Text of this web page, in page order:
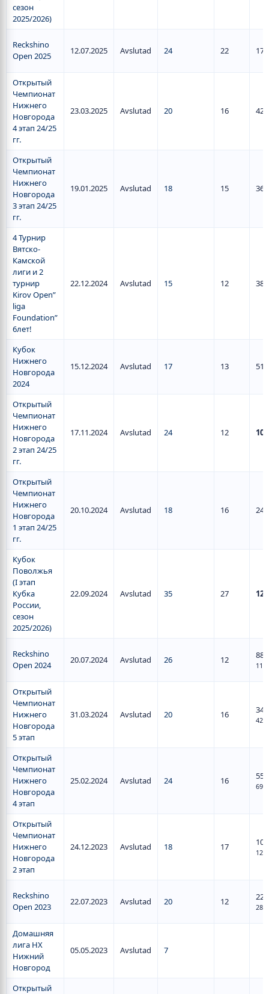
сезон
2025/2026)
Reckshino
Open 2025
12.07.2025 Avslutad 24 22 17
Открытый
Чемпионат
Нижнего
Новгорода
4 этап 24/25
гг.
23.03.2025 Avslutad 20 16 42
Открытый
Чемпионат
Нижнего
Новгорода
3 этап 24/25
гг.
19.01.2025 Avslutad 18 15 36
4 Турнир
Вятско-
Камской
лиги и 2
турнир
Kirov Open”
liga
Foundation”
6лет!
22.12.2024 Avslutad 15 12 38
Кубок
Нижнего
Новгорода
2024
15.12.2024 Avslutad 17 13 51
Открытый
Чемпионат
Нижнего
Новгорода
2 этап 24/25
гг.
17.11.2024 Avslutad 24 12 103
Открытый
Чемпионат
Нижнего
Новгорода
1 этап 24/25
гг.
20.10.2024 Avslutad 18 16 24
Кубок
Поволжья
(I этап
Кубка
России,
сезон
2025/2026)
22.09.2024 Avslutad 35 27 125
Reckshino
Open 2024
20.07.2024 Avslutad 26 12 88
110
Открытый
Чемпионат
Нижнего
Новгорода
5 этап
31.03.2024 Avslutad 20 16 34
42
Открытый
Чемпионат
Нижнего
Новгорода
4 этап
25.02.2024 Avslutad 24 16 55
69
Открытый
Чемпионат
Нижнего
Новгорода
2 этап
24.12.2023 Avslutad 18 17 10
12
Reckshino
Open 2023
22.07.2023 Avslutad 20 12 22
28
Домашняя
лига НХ
Нижний
Новгород
05.05.2023 Avslutad 7
Открытый